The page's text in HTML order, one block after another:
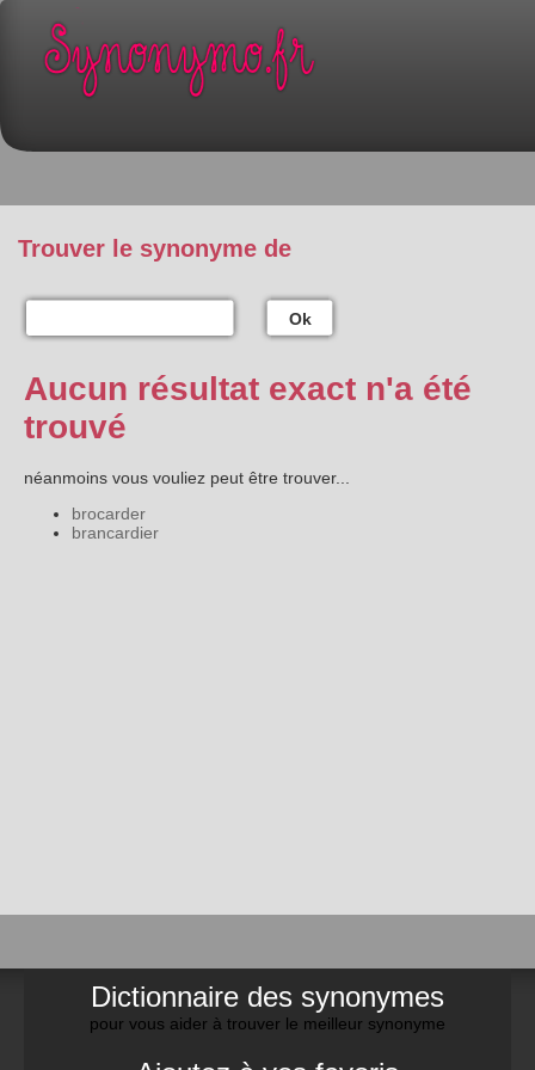
Trouver le synonyme de
Ok
Aucun résultat exact n'a été
trouvé
néanmoins vous vouliez peut être trouver...
brocarder
brancardier
Dictionnaire des synonymes
pour vous aider à trouver le meilleur synonyme